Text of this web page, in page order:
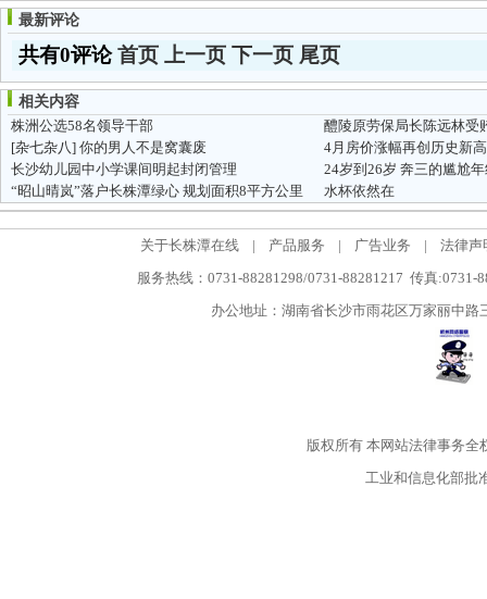
最新评论
共有0评论首页 上一页 下一页 尾页
相关内容
株洲公选58名领导干部
醴陵原劳保局长陈远林受
[杂七杂八] 你的男人不是窝囊废
4月房价涨幅再创历史新
长沙幼儿园中小学课间明起封闭管理
24岁到26岁 奔三的尴尬
“昭山晴岚”落户长株潭绿心 规划面积8平方公里
水杯依然在
关于长株潭在线 | 产品服务 | 广告业务 |
法律声
服务热线：0731-88281298/0731-88281217 传真:0731-
办公地址：湖南省长沙市雨花区万家丽中
版权所有本网站法律事务全
工业和信息化部批